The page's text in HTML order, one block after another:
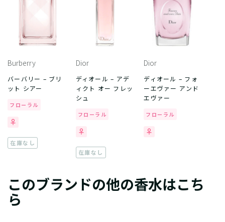
Burberry
バーバリー – ブリ
ット シアー
フローラル
在庫なし
Dior
ディオール – アデ
ィクト オー フレッ
シュ
フローラル
在庫なし
Dior
ディオール – フォ
ーエヴァー アンド
エヴァー
フローラル
このブランドの他の香水はこち
ら